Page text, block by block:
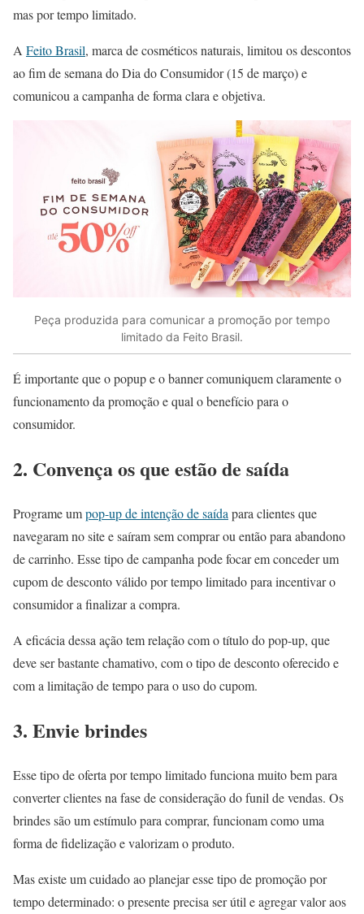
mas por tempo limitado.
A Feito Brasil, marca de cosméticos naturais, limitou os descontos
ao fim de semana do Dia do Consumidor (15 de março) e
comunicou a campanha de forma clara e objetiva.
Peça produzida para comunicar a promoção por tempo
limitado da Feito Brasil.
É importante que o popup e o banner comuniquem claramente o
funcionamento da promoção e qual o benefício para o
consumidor.
2. Convença os que estão de saída
Programe umpop-up de intenção de saída para clientes que
navegaram no site e saíram sem comprar ou então para abandono
de carrinho. Esse tipo de campanha pode focar em conceder um
cupom de desconto válido por tempo limitado para incentivar o
consumidor a finalizar a compra.
A eficácia dessa ação tem relação com o título do pop-up, que
deve ser bastante chamativo, com o tipo de desconto oferecido e
com a limitação de tempo para o uso do cupom.
3. Envie brindes
Esse tipo de oferta por tempo limitado funciona muito bem para
converter clientes na fase de consideração do funil de vendas. Os
brindes são um estímulo para comprar, funcionam como uma
forma de fidelização e valorizam o produto.
Mas existe um cuidado ao planejar esse tipo de promoção por
tempo determinado: o presente precisa ser útil e agregar valor aos